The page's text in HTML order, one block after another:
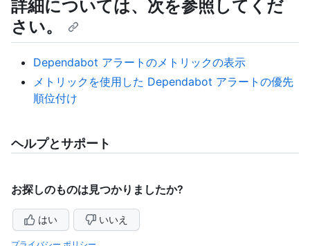
詳細については、次を参照してくだ
さい。
Dependabot アラートのメトリックの表示
メトリックを使用した Dependabot アラートの優先
順位付け
ヘルプとサポート
お探しのものは見つかりましたか?
はい いいえ